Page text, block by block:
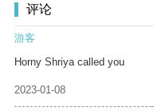
评论
游客
Horny Shriya called you
2023-01-08